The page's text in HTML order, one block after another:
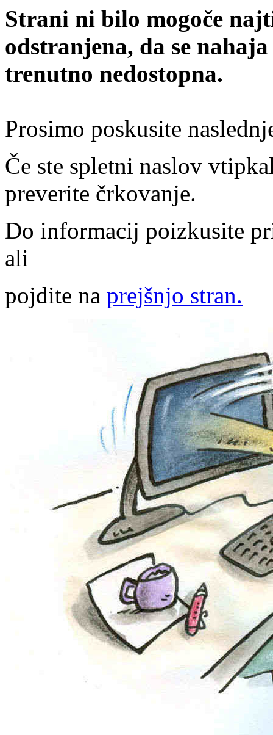
Strani ni bilo mogoče
odstranjena, da se
trenutno nedostopna.
Prosimo poskusite
Če ste spletni naslov
preverite črkovanje.
Do informacij poizkusite
ali
pojdite na prejšnjo stran.